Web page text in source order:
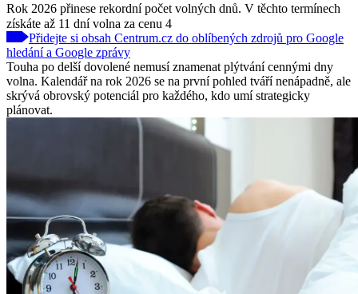
Rok 2026 přinese rekordní počet volných dnů. V těchto termínech
získáte až 11 dní volna za cenu 4
Přidejte si obsah Centrum.cz do oblíbených zdrojů pro Google
hledání a Google zprávy
Touha po delší dovolené nemusí znamenat plýtvání cennými dny
volna. Kalendář na rok 2026 se na první pohled tváří nenápadně, ale
skrývá obrovský potenciál pro každého, kdo umí strategicky
plánovat.